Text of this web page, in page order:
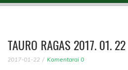
TAURO RAGAS 2017. 01. 22
2017-01-22 Komentarai 0